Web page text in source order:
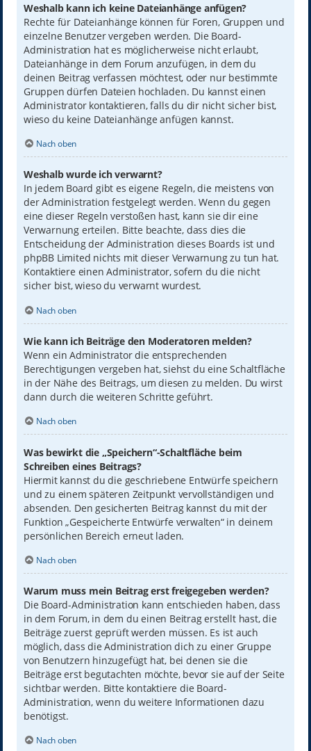
Weshalb kann ich keine Dateianhänge anfügen?
Rechte für Dateianhänge können für Foren, Gruppen und
einzelne Benutzer vergeben werden. Die Board-
Administration hat es möglicherweise nicht erlaubt,
Dateianhänge in dem Forum anzufügen, in dem du
deinen Beitrag verfassen möchtest, oder nur bestimmte
Gruppen dürfen Dateien hochladen. Du kannst einen
Administrator kontaktieren, falls du dir nicht sicher bist,
wieso du keine Dateianhänge anfügen kannst.
Nach oben
Weshalb wurde ich verwarnt?
In jedem Board gibt es eigene Regeln, die meistens von
der Administration festgelegt werden. Wenn du gegen
eine dieser Regeln verstoßen hast, kann sie dir eine
Verwarnung erteilen. Bitte beachte, dass dies die
Entscheidung der Administration dieses Boards ist und
phpBB Limited nichts mit dieser Verwarnung zu tun hat.
Kontaktiere einen Administrator, sofern du die nicht
sicher bist, wieso du verwarnt wurdest.
Nach oben
Wie kann ich Beiträge den Moderatoren melden?
Wenn ein Administrator die entsprechenden
Berechtigungen vergeben hat, siehst du eine Schaltfläche
in der Nähe des Beitrags, um diesen zu melden. Du wirst
dann durch die weiteren Schritte geführt.
Nach oben
Was bewirkt die „Speichern“-Schaltfläche beim
Schreiben eines Beitrags?
Hiermit kannst du die geschriebene Entwürfe speichern
und zu einem späteren Zeitpunkt vervollständigen und
absenden. Den gesicherten Beitrag kannst du mit der
Funktion „Gespeicherte Entwürfe verwalten“ in deinem
persönlichen Bereich erneut laden.
Nach oben
Warum muss mein Beitrag erst freigegeben werden?
Die Board-Administration kann entschieden haben, dass
in dem Forum, in dem du einen Beitrag erstellt hast, die
Beiträge zuerst geprüft werden müssen. Es ist auch
möglich, dass die Administration dich zu einer Gruppe
von Benutzern hinzugefügt hat, bei denen sie die
Beiträge erst begutachten möchte, bevor sie auf der Seite
sichtbar werden. Bitte kontaktiere die Board-
Administration, wenn du weitere Informationen dazu
benötigst.
Nach oben